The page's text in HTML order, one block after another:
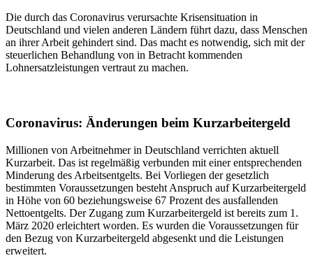
Die durch das Coronavirus verursachte Krisensituation in
Deutschland und vielen anderen Ländern führt dazu, dass Menschen
an ihrer Arbeit gehindert sind. Das macht es notwendig, sich mit der
steuerlichen Behandlung von in Betracht kommenden
Lohnersatzleistungen vertraut zu machen.
Coronavirus: Änderungen beim Kurzarbeitergeld
Millionen von Arbeitnehmer in Deutschland verrichten aktuell
Kurzarbeit. Das ist regelmäßig verbunden mit einer entsprechenden
Minderung des Arbeitsentgelts. Bei Vorliegen der gesetzlich
bestimmten Voraussetzungen besteht Anspruch auf Kurzarbeitergeld
in Höhe von 60 beziehungsweise 67 Prozent des ausfallenden
Nettoentgelts. Der Zugang zum Kurzarbeitergeld ist bereits zum 1.
März 2020 erleichtert worden. Es wurden die Voraussetzungen für
den Bezug von Kurzarbeitergeld abgesenkt und die Leistungen
erweitert.